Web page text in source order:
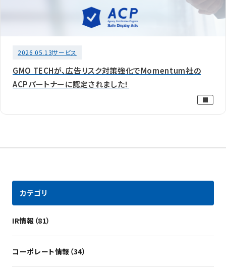
2026.05.13サービス
GMO TECHが、広告リスク対策強化でMomentum社の
ACPパートナーに認定されました！
カテゴリ
IR情報（81）
コーポレート情報（34）